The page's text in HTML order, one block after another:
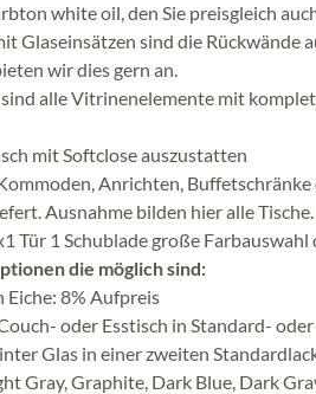
white oil, den Sie preisgleich
Glaseinsätzen sind die
wir dies gern an.
alle Vitrinenelemente mit
mit Softclose auszustatten
Anrichten,
Ausnahme bilden hier alle
Tür 1 Schublade große
die möglich sind:
Eiche: 8% Aufpreis
oder Esstisch in Standard-
Glas in einer zweiten
Gray, Graphite, Dark Blue, Dark